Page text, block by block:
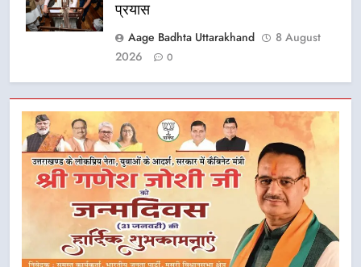
प्रयास
Aage Badhta Uttarakhand
8 August
2026
0